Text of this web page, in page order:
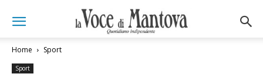
Home Sport
Sport